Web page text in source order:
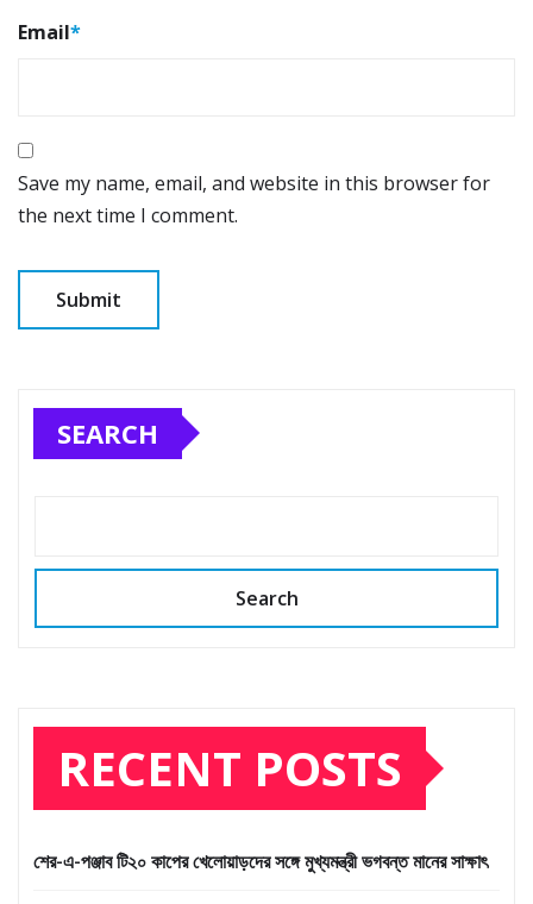
Email*
Save my name, email, and website in this browser for
the next time I comment.
SEARCH
Search
RECENT POSTS
শের-এ-পঞ্জাব টি২০ কাপের খেলোয়াড়দের সঙ্গে মুখ্যমন্ত্রী ভগবন্ত মানের সাক্ষাৎ